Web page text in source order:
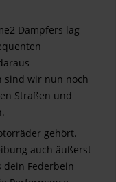
Dämpfers lag
sind wir nun noch
Straßen und
gehört.
auch äußerst
dein Federbein